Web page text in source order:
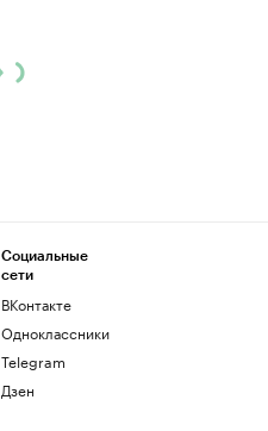
Социальные
сети
ВКонтакте
Одноклассники
Telegram
Дзен